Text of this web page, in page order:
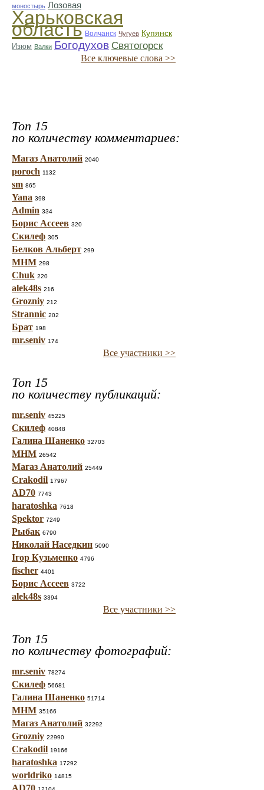
моностырь Лозовая
Харьковская
область Волчанск Чугуев Купянск
Изюм Валки Богодухов Святогорск
Все ключевые слова >>
Топ 15
по количеству комментариев:
Магаз Анатолий 2040
poroch 1132
sm 865
Yana 398
Admin 334
Борис Ассеев 320
Скилеф 305
Белков Альберт 299
МНМ 298
Chuk 220
alek48s 216
Grozniy 212
Strannic 202
Брат 198
mr.seniv 174
Все участники >>
Топ 15
по количеству публикаций:
mr.seniv 45225
Скилеф 40848
Галина Шаненко 32703
МНМ 26542
Магаз Анатолий 25449
Crakodil 17967
AD70 7743
haratoshka 7618
Spektor 7249
Рыбак 6790
Николай Наседкин 5090
Ігор Кузьменко 4796
fischer 4401
Борис Ассеев 3722
alek48s 3394
Все участники >>
Топ 15
по количеству фотографий:
mr.seniv 78274
Скилеф 56681
Галина Шаненко 51714
МНМ 35166
Магаз Анатолий 32292
Grozniy 22990
Crakodil 19166
haratoshka 17292
worldriko 14815
AD70